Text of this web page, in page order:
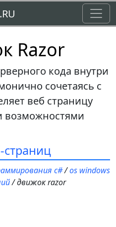
Razor
кода внутри
сочетаясь с
веб страницу
страниц
c#/os windows
/ движок razor